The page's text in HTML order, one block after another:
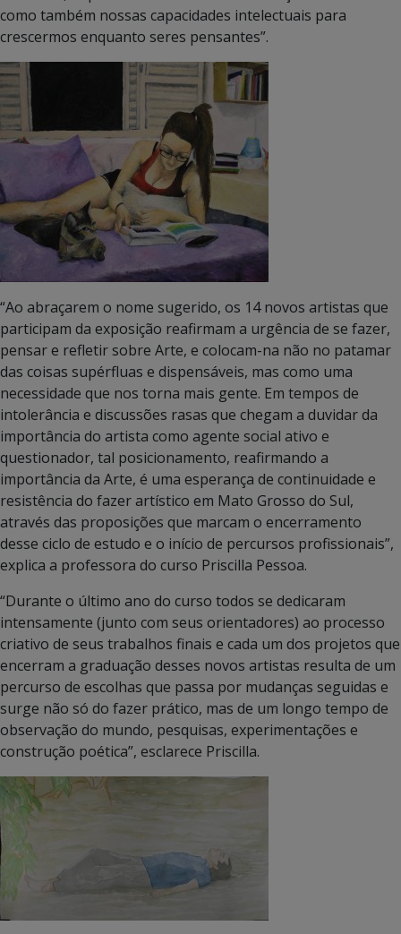
como também nossas capacidades intelectuais para
crescermos enquanto seres pensantes”.
“Ao abraçarem o nome sugerido, os 14 novos artistas que
participam da exposição reafirmam a urgência de se fazer,
pensar e refletir sobre Arte, e colocam-na não no patamar
das coisas supérfluas e dispensáveis, mas como uma
necessidade que nos torna mais gente. Em tempos de
intolerância e discussões rasas que chegam a duvidar da
importância do artista como agente social ativo e
questionador, tal posicionamento, reafirmando a
importância da Arte, é uma esperança de continuidade e
resistência do fazer artístico em Mato Grosso do Sul,
através das proposições que marcam o encerramento
desse ciclo de estudo e o início de percursos profissionais”,
explica a professora do curso Priscilla Pessoa.
“Durante o último ano do curso todos se dedicaram
intensamente (junto com seus orientadores) ao processo
criativo de seus trabalhos finais e cada um dos projetos que
encerram a graduação desses novos artistas resulta de um
percurso de escolhas que passa por mudanças seguidas e
surge não só do fazer prático, mas de um longo tempo de
observação do mundo, pesquisas, experimentações e
construção poética”, esclarece Priscilla.